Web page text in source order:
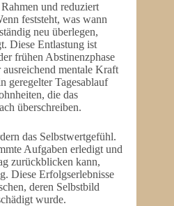
und reduziert
feststeht, was wann
neu überlegen,
Diese Entlastung ist
frühen Abstinenzphase
mentale Kraft
geregelter Tagesablauf
die das
überschreiben.
das Selbstwertgefühl.
Aufgaben erledigt und
zurückblicken kann,
Diese Erfolgserlebnisse
deren Selbstbild
wurde.